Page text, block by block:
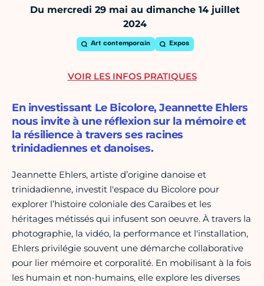
Du mercredi 29 mai au dimanche 14 juillet
2024
Art contemporain Expos
En investissant Le Bicolore, Jeannette Ehlers
nous invite à une réflexion sur la mémoire et
la résilience à travers ses racines
trinidadiennes et danoises.
Jeannette Ehlers, artiste d’origine danoise et
trinidadienne, investit l'espace du Bicolore pour
explorer l’histoire coloniale des Caraïbes et les
héritages métissés qui infusent son oeuvre. À travers la
photographie, la vidéo, la performance et l'installation,
Ehlers privilégie souvent une démarche collaborative
pour lier mémoire et corporalité. En mobilisant à la fois
les humain et non-humains, elle explore les diverses
VOIR LES INFOS PRATIQUES